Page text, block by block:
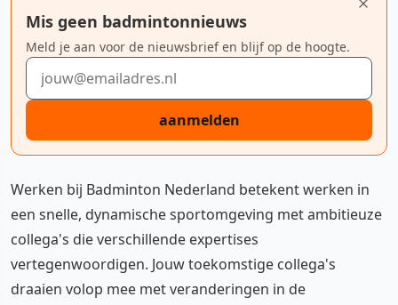
Mis geen badmintonnieuws
Meld je aan voor de nieuwsbrief en blijf op de hoogte.
E-mailadres
aanmelden
Werken bij Badminton Nederland betekent werken in
een snelle, dynamische sportomgeving met ambitieuze
collega's die verschillende expertises
vertegenwoordigen. Jouw toekomstige collega's
draaien volop mee met veranderingen in de